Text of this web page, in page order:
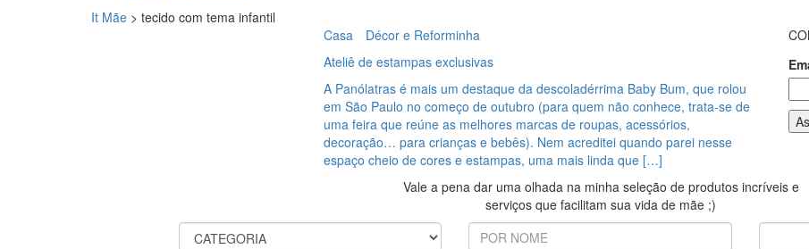
It Mãe > tecido com tema infantil
Casa
Décor e Reforminha
Ateliê de estampas exclusivas
A Panólatras é mais um destaque da descoladérrima Baby Bum, que rolou
em São Paulo no começo de outubro (para quem não conhece, trata-se de
uma feira que reúne as melhores marcas de roupas, acessórios,
decoração… para crianças e bebês). Nem acreditei quando parei nesse
espaço cheio de cores e estampas, uma mais linda que […]
Vale a pena dar uma olhada na minha seleção de produtos incríveis e
serviços que facilitam sua vida de mãe ;)